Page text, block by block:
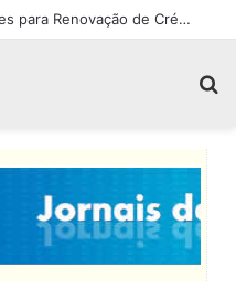
Empreender PB abre inscrições para Renovação de Crédito